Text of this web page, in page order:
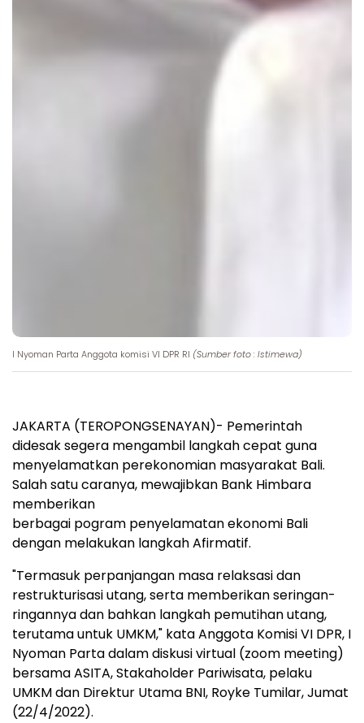
I Nyoman Parta Anggota komisi VI DPR RI (Sumber foto : Istimewa)
JAKARTA (TEROPONGSENAYAN)- Pemerintah
didesak segera mengambil langkah cepat guna
menyelamatkan perekonomian masyarakat Bali.
Salah satu caranya, mewajibkan Bank Himbara
memberikan
berbagai pogram penyelamatan ekonomi Bali
dengan melakukan langkah Afirmatif.
"Termasuk perpanjangan masa relaksasi dan
restrukturisasi utang, serta memberikan seringan-
ringannya dan bahkan langkah pemutihan utang,
terutama untuk UMKM," kata Anggota Komisi VI DPR, I
Nyoman Parta dalam diskusi virtual (zoom meeting)
bersama ASITA, Stakaholder Pariwisata, pelaku
UMKM dan Direktur Utama BNI, Royke Tumilar, Jumat
(22/4/2022).